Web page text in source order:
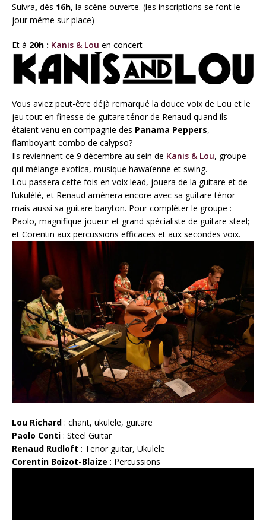
Suivra, dès 16h, la scène ouverte. (les inscriptions se font le
jour même sur place)
Et à 20h : Kanis & Lou en concert
Vous aviez peut-être déjà remarqué la douce voix de Lou et le
jeu tout en finesse de guitare ténor de Renaud quand ils
étaient venu en compagnie des Panama Peppers,
flamboyant combo de calypso?
Ils reviennent ce 9 décembre au sein de Kanis & Lou, groupe
qui mélange exotica, musique hawaïenne et swing.
Lou passera cette fois en voix lead, jouera de la guitare et de
l’ukulélé, et Renaud amènera encore avec sa guitare ténor
mais aussi sa guitare baryton. Pour compléter le groupe :
Paolo, magnifique joueur et grand spécialiste de guitare steel;
et Corentin aux percussions efficaces et aux secondes voix.
Lou Richard : chant, ukulele, guitare
Paolo Conti : Steel Guitar
Renaud Rudloft : Tenor guitar, Ukulele
Corentin Boizot-Blaize : Percussions